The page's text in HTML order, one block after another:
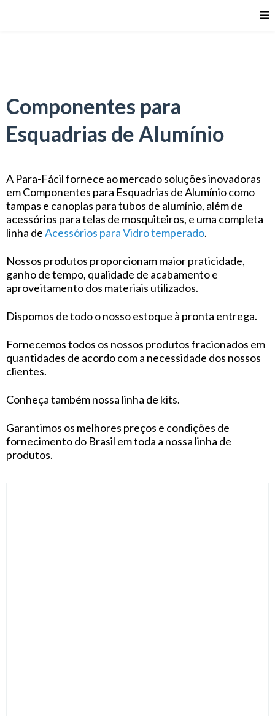
Componentes para
Esquadrias de Alumínio
A Para-Fácil fornece ao mercado soluções inovadoras
em Componentes para Esquadrias de Alumínio como
tampas e canoplas para tubos de alumínio, além de
acessórios para telas de mosquiteiros, e uma completa
linha deAcessórios para Vidro temperado.
Nossos produtos proporcionam maior praticidade,
ganho de tempo, qualidade de acabamento e
aproveitamento dos materiais utilizados.
Dispomos de todo o nosso estoque à pronta entrega.
Fornecemos todos os nossos produtos fracionados em
quantidades de acordo com a necessidade dos nossos
clientes.
Conheça também nossa linha de kits.
Garantimos os melhores preços e condições de
fornecimento do Brasil em toda a nossa linha de
produtos.